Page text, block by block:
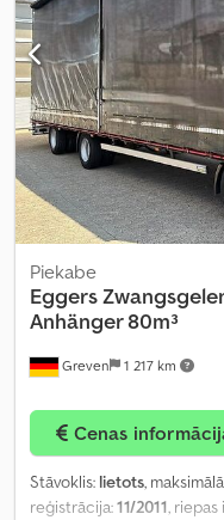
Greven 1 217 km
Piekabe
Eggers
Anhänger 80m³
Cenas
Stāvoklis: lietots,
reģistrācija:11/2011, riepas